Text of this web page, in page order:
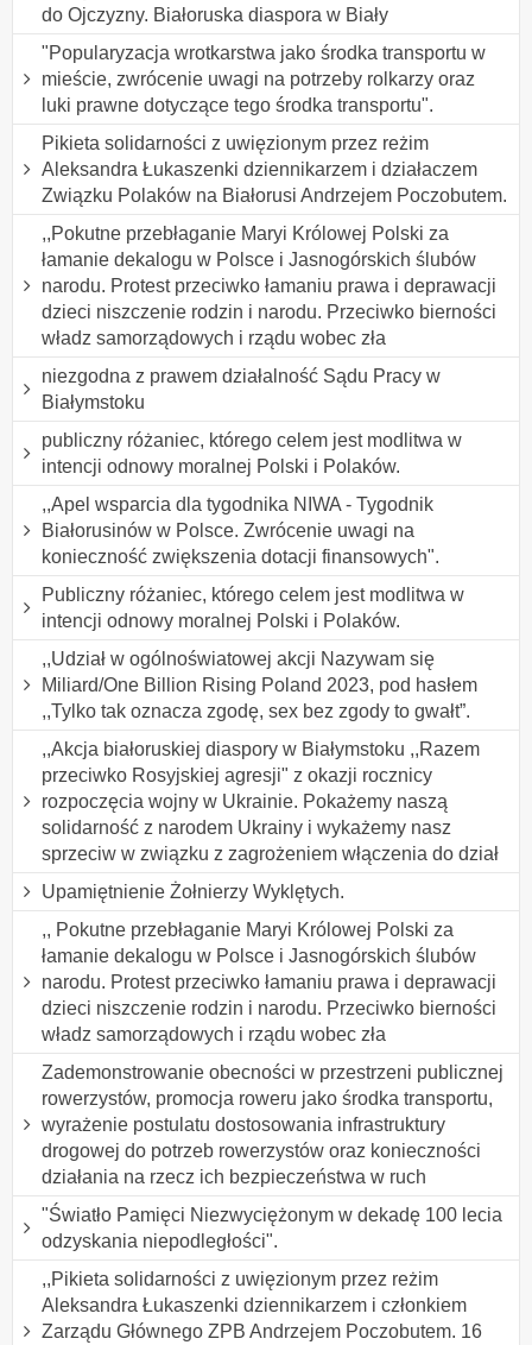
do Ojczyzny. Białoruska diaspora w Biały
"Popularyzacja wrotkarstwa jako środka transportu w
mieście, zwrócenie uwagi na potrzeby rolkarzy oraz
luki prawne dotyczące tego środka transportu".
Pikieta solidarności z uwięzionym przez reżim
Aleksandra Łukaszenki dziennikarzem i działaczem
Związku Polaków na Białorusi Andrzejem Poczobutem.
,,Pokutne przebłaganie Maryi Królowej Polski za
łamanie dekalogu w Polsce i Jasnogórskich ślubów
narodu. Protest przeciwko łamaniu prawa i deprawacji
dzieci niszczenie rodzin i narodu. Przeciwko bierności
władz samorządowych i rządu wobec zła
niezgodna z prawem działalność Sądu Pracy w
Białymstoku
publiczny różaniec, którego celem jest modlitwa w
intencji odnowy moralnej Polski i Polaków.
,,Apel wsparcia dla tygodnika NIWA - Tygodnik
Białorusinów w Polsce. Zwrócenie uwagi na
konieczność zwiększenia dotacji finansowych".
Publiczny różaniec, którego celem jest modlitwa w
intencji odnowy moralnej Polski i Polaków.
,,Udział w ogólnoświatowej akcji Nazywam się
Miliard/One Billion Rising Poland 2023, pod hasłem
,,Tylko tak oznacza zgodę, sex bez zgody to gwałt”.
,,Akcja białoruskiej diaspory w Białymstoku ,,Razem
przeciwko Rosyjskiej agresji" z okazji rocznicy
rozpoczęcia wojny w Ukrainie. Pokażemy naszą
solidarność z narodem Ukrainy i wykażemy nasz
sprzeciw w związku z zagrożeniem włączenia do dział
Upamiętnienie Żołnierzy Wyklętych.
,, Pokutne przebłaganie Maryi Królowej Polski za
łamanie dekalogu w Polsce i Jasnogórskich ślubów
narodu. Protest przeciwko łamaniu prawa i deprawacji
dzieci niszczenie rodzin i narodu. Przeciwko bierności
władz samorządowych i rządu wobec zła
Zademonstrowanie obecności w przestrzeni publicznej
rowerzystów, promocja roweru jako środka transportu,
wyrażenie postulatu dostosowania infrastruktury
drogowej do potrzeb rowerzystów oraz konieczności
działania na rzecz ich bezpieczeństwa w ruch
"Światło Pamięci Niezwyciężonym w dekadę 100 lecia
odzyskania niepodległości".
,,Pikieta solidarności z uwięzionym przez reżim
Aleksandra Łukaszenki dziennikarzem i członkiem
Zarządu Głównego ZPB Andrzejem Poczobutem. 16